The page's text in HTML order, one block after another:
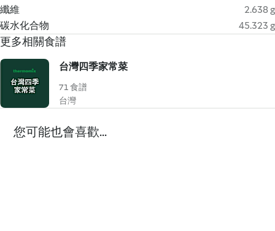
纖維
2.638 g
碳水化合物
45.323 g
更多相關食譜
台灣四季家常菜
71 食譜
台灣
您可能也會喜歡...